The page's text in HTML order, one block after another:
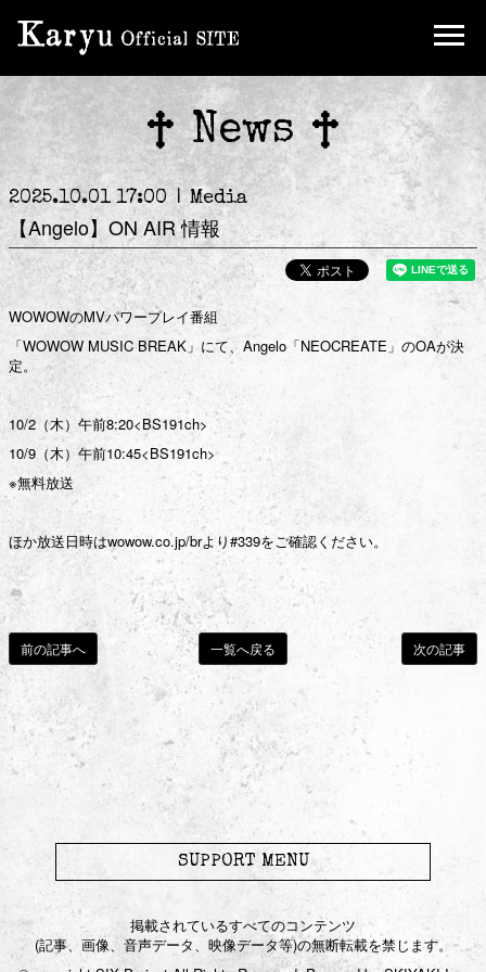
Ticket
FC Limited Goods
JOIN
to Karyu
Blog
Gallery
Movie
Live / Radio
Streaming
Chat Room
Birthday Mail
News
2025.10.01 17:00 Media
【Angelo】ON AIR 情報
WOWOWのMVパワープレイ番組
「WOWOW MUSIC BREAK」にて、Angelo「NEOCREATE」のOAが決
定。
10/2（木）午前8:20<BS191ch>
10/9（木）午前10:45<BS191ch>
※無料放送
ほか放送日時はwowow.co.jp/brより#339をご確認ください。
次の記事
一覧へ戻る
前の記事へ
SUPPORT MENU
掲載されているすべてのコンテンツ
(記事、画像、音声データ、映像データ等)の無断転載を禁じます。